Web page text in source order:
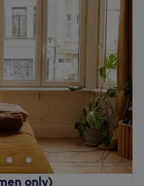
09:00 18:00
09:00 –18:00
10:00–16:00
Fermé
et chaleureux dédié au
est pensé pour allier
intérieur, avec une
naturels, bio et
only)